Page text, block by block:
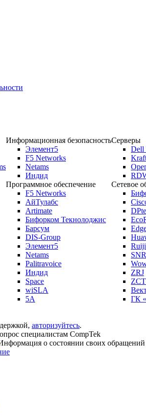
Информационная безопасность
Элемент5
F5 Networks
Netams
Индид
Программное обеспечение
F5 Networks
АйТулабс
Artimate
Бифорком Текнолоджис
Барсум
DIS-Group
Элемент5
Netams
Palitravoice
Индид
Space
wiSLA
5A
Серверы
Dell
Сетевое
SNR
ZRJ
ГК
авторизуйтесь.
специалистам CompTek
о состоянии своих обращений